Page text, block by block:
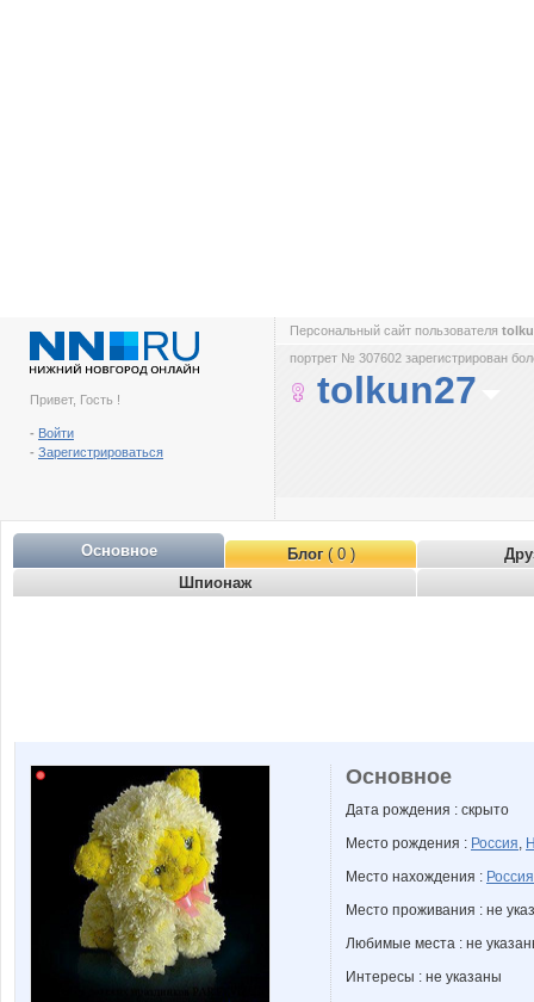
Привет, Гость !
- Войти
- Зарегистрироваться
Персональный сайт пользователя
портрет № 307602 зарегистрирован
tolkun27
Основное Блог( 0 )
Шпионаж
Основное
Дата рождения : скрыто
Место рождения : Россия,
Место нахождения : Россия
Место проживания : не
Любимые места : не
Интересы : не указаны